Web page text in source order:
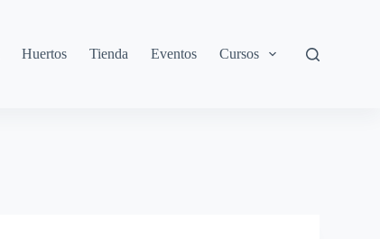
Huertos Tienda Eventos Cursos